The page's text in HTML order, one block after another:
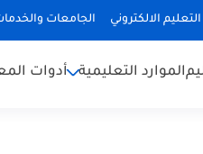
التعليم الالكتروني الجامعات
الموارد التعليمية أدوات